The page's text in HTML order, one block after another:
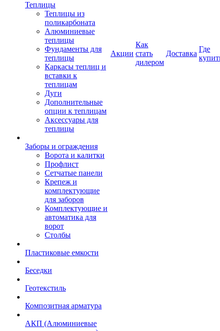
Теплицы
Теплицы из
поликарбоната
Алюминиевые
теплицы
Фундаменты для
теплицы
Каркасы теплиц и
вставки к
теплицам
Дуги
Дополнительные
опции к теплицам
Аксессуары для
теплицы
Заборы и ограждения
Ворота и калитки
Профлист
Сетчатые панели
Крепеж и
комплектующие
для заборов
Комплектующие и
автоматика для
ворот
Столбы
Пластиковые емкости
Беседки
Геотекстиль
Композитная арматура
АКП (Алюминиевые
Акции
Как
стать
дилером
Доставка
Где